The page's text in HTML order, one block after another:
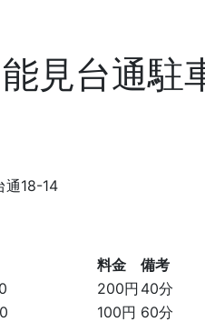
見台通駐
通18-14
料金 備考
200円 40分
100円 60分